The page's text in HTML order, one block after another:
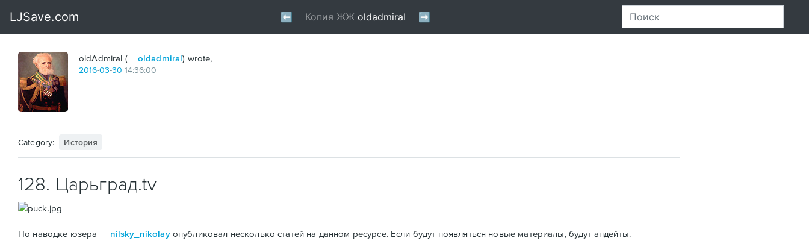
oldAdmiral ( oldadmiral) wrote,
2016-03-30 14:36:00
Category: История
128. Царьград.tv
По наводке юзера nilsky_nikolayопубликовал несколько статей на данном ресурсе. Если будут появляться новые материалы, будут апдейты.